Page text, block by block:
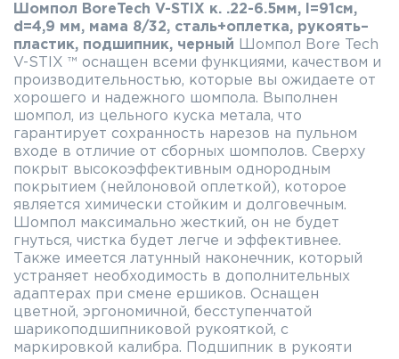
Шомпол BoreTech V-STIX к. .22-6.5мм, l=91см,
d=4,9 мм, мама 8/32, сталь+оплетка, рукоять–
пластик, подшипник, черный Шомпол Bore Tech
V-STIX ™ оснащен всеми функциями, качеством и
производительностью, которые вы ожидаете от
хорошего и надежного шомпола. Выполнен
шомпол, из цельного куска метала, что
гарантирует сохранность нарезов на пульном
входе в отличие от сборных шомполов. Сверху
покрыт высокоэффективным однородным
покрытием (нейлоновой оплеткой), которое
является химически стойким и долговечным.
Шомпол максимально жесткий, он не будет
гнуться, чистка будет легче и эффективнее.
Также имеется латунный наконечник, который
устраняет необходимость в дополнительных
адаптерах при смене ершиков. Оснащен
цветной, эргономичной, бесступенчатой
шарикоподшипниковой рукояткой, с
маркировкой калибра. Подшипник в рукояти